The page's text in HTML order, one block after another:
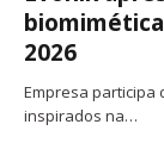
2026
Empresa participa
inspirados na…